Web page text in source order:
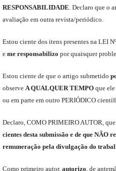
RESPONSABILIDADE. Declaro que o
avaliação em outra revista/periódico.
Estou ciente dos itens presentes na LEI
e meresponsabilizo por quaisquer
Estou ciente de que o artigo submetido
observe A QUALQUER TEMPOque ele
ou em parte em outro PERIÓDICO
Declaro, COMO PRIMEIRO AUTOR,que
cientes desta submissão e de que NÃO
remuneração pela divulgação do
Como primeiro autor, autorizo, de